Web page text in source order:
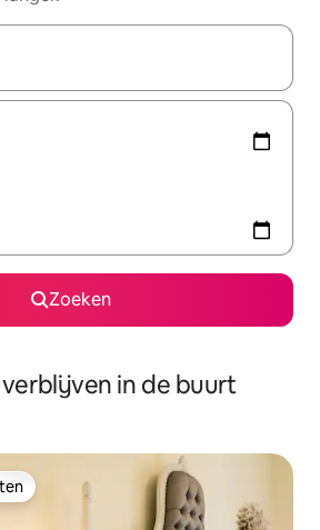
beschikbaar zijn, maak je een keuze
Zoeken
in de buurt